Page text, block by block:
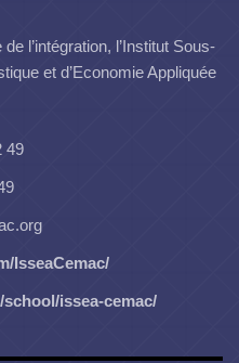
l’intégration, l’Institut Sous-
et d’Economie Appliquée
49
IsseaCemac/
issea-cemac/